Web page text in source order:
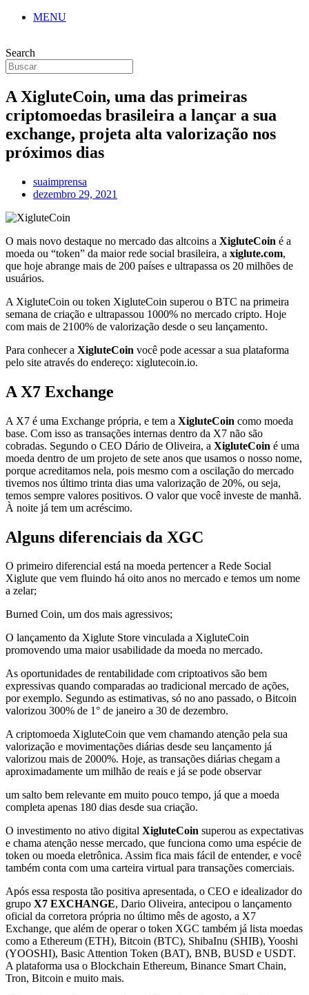
MENU
Search
A XigluteCoin, uma das primeiras
criptomoedas brasileira a lançar a sua
exchange, projeta alta valorização nos
próximos dias
suaimprensa
dezembro 29, 2021
O mais novo destaque no mercado das altcoins a XigluteCoin é a
moeda ou “token” da maior rede social brasileira, a xiglute.com,
que hoje abrange mais de 200 países e ultrapassa os 20 milhões de
usuários.
A XigluteCoin ou token XigluteCoin superou o BTC na primeira
semana de criação e ultrapassou 1000% no mercado cripto. Hoje
com mais de 2100% de valorização desde o seu lançamento.
Para conhecer a XigluteCoin você pode acessar a sua plataforma
pelo site através do endereço: xiglutecoin.io.
A X7 Exchange
A X7 é uma Exchange própria, e tem a XigluteCoin como moeda
base. Com isso as transações internas dentro da X7 não são
cobradas. Segundo o CEO Dário de Oliveira, a XigluteCoin é uma
moeda dentro de um projeto de sete anos que usamos o nosso nome,
porque acreditamos nela, pois mesmo com a oscilação do mercado
tivemos nos último trinta dias uma valorização de 20%, ou seja,
temos sempre valores positivos. O valor que você investe de manhã.
À noite já tem um acréscimo.
Alguns diferenciais da XGC
O primeiro diferencial está na moeda pertencer a Rede Social
Xiglute que vem fluindo há oito anos no mercado e temos um nome
a zelar;
Burned Coin, um dos mais agressivos;
O lançamento da Xiglute Store vinculada a XigluteCoin
promovendo uma maior usabilidade da moeda no mercado.
As oportunidades de rentabilidade com criptoativos são bem
expressivas quando comparadas ao tradicional mercado de ações,
por exemplo. Segundo as estimativas, só no ano passado, o Bitcoin
valorizou 300% de 1° de janeiro a 30 de dezembro.
A criptomoeda XigluteCoin que vem chamando atenção pela sua
valorização e movimentações diárias desde seu lançamento já
valorizou mais de 2000%. Hoje, as transações diárias chegam a
aproximadamente um milhão de reais e já se pode observar
um salto bem relevante em muito pouco tempo, já que a moeda
completa apenas 180 dias desde sua criação.
O investimento no ativo digital XigluteCoin superou as expectativas
e chama atenção nesse mercado, que funciona como uma espécie de
token ou moeda eletrônica. Assim fica mais fácil de entender, e você
também conta com uma carteira virtual para transações comerciais.
Após essa resposta tão positiva apresentada, o CEO e idealizador do
grupo X7 EXCHANGE, Dario Oliveira, antecipou o lançamento
oficial da corretora própria no último mês de agosto, a X7
Exchange, que além de operar o token XGC também já lista moedas
como a Ethereum (ETH), Bitcoin (BTC), ShibaInu (SHIB), Yooshi
(YOOSHI), Basic Attention Token (BAT), BNB, BUSD e USDT.
A plataforma usa o Blockchain Ethereum, Binance Smart Chain,
Tron, Bitcoin e muito mais.